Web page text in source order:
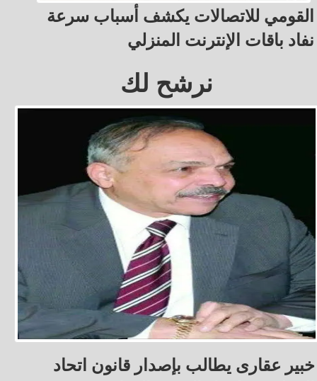
القومي للاتصالات يكشف أسباب سرعة
نفاد باقات الإنترنت المنزلي
نرشح لك
خبير عقارى يطالب بإصدار قانون اتحاد